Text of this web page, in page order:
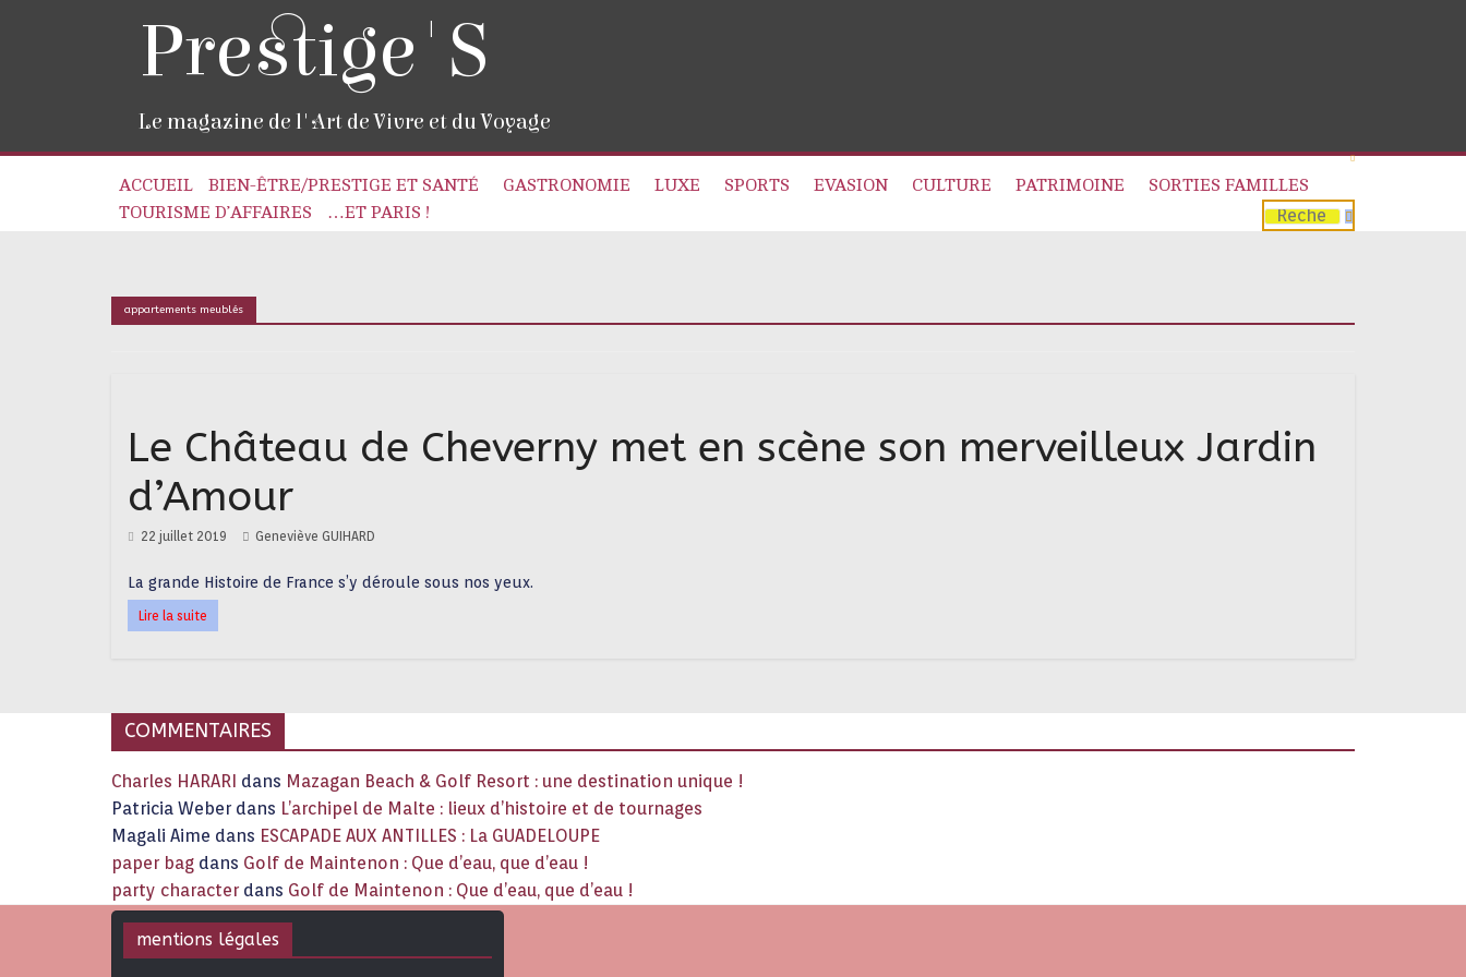
Prestige'S
Le magazine de l'Art de Vivre et du Voyage
ACCUEIL BIEN-ÊTRE/PRESTIGE ET SANTÉ GASTRONOMIE LUXE SPORTS EVASION CULTURE PATRIMOINE
SORTIES FAMILLES
TOURISME D’AFFAIRES
…ET PARIS !
appartements meublés
Le Château de Cheverny met en scène son merveilleux Jardin
d’Amour
22 juillet 2019 Geneviève GUIHARD
La grande Histoire de France s’y déroule sous nos yeux.
Lire la suite
COMMENTAIRES
Charles HARARI dans Mazagan Beach & Golf Resort : une destination unique !
Patricia Weber dans L’archipel de Malte : lieux d’histoire et de tournages
Magali Aime dans ESCAPADE AUX ANTILLES : La GUADELOUPE
paper bag dans Golf de Maintenon : Que d’eau, que d’eau !
party character dans Golf de Maintenon : Que d’eau, que d’eau !
mentions légales